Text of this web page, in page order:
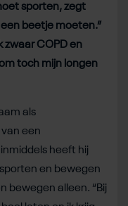
sporten, zegt
beetje moeten.”
zwaar COPD en
toch mijn longen
als
een
heeft hij
en bewegen
bewegen alleen. “Bij